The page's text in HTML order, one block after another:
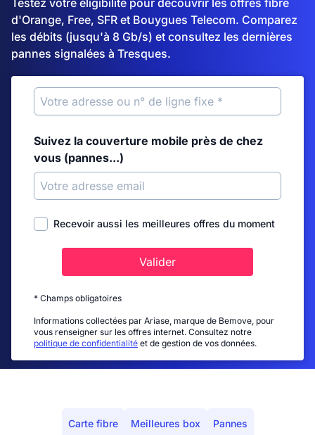
Testez votre éligibilité pour découvrir les offres fibre
d'Orange, Free, SFR et Bouygues Telecom. Comparez
les débits (jusqu'à 8 Gb/s) et consultez les dernières
pannes signalées à Tresques.
Suivez la couverture mobile près de chez
vous (pannes...)
Recevoir aussi les meilleures offres du moment
Valider
* Champs obligatoires
Informations collectées par Ariase, marque de Bemove, pour
vous renseigner sur les offres internet. Consultez notre
politique de confidentialité et de gestion de vos données.
Carte fibre Meilleures box Pannes